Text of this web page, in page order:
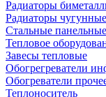
Радиаторы
Радиаторы чугунные
Стальные
Тепловое
Завесы тепловые
Обогрегреватели
Обогреватели
Теплоноситель